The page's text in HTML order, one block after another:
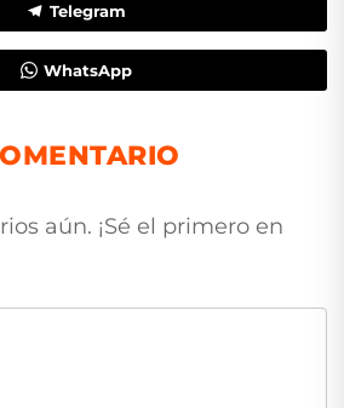
Telegram
WhatsApp
aún. ¡Sé el primero en